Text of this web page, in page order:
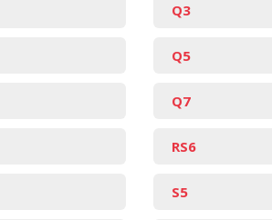
Q3
Q5
Q7
RS6
S5